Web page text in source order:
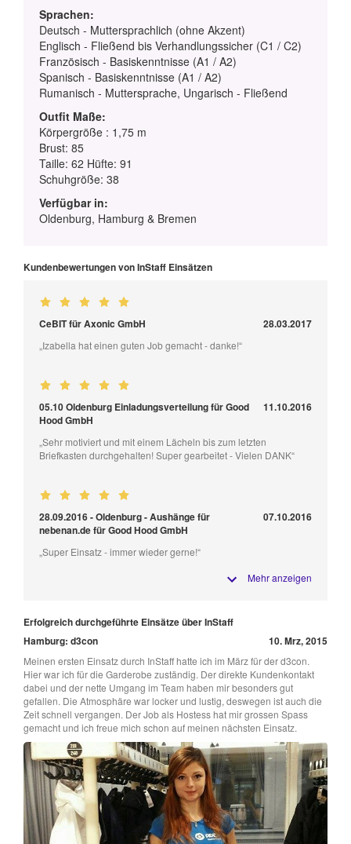
Sprachen:
Deutsch - Muttersprachlich (ohne Akzent)
Englisch - Fließend bis Verhandlungssicher (C1 / C2)
Französisch - Basiskenntnisse (A1 / A2)
Spanisch - Basiskenntnisse (A1 / A2)
Rumanisch - Muttersprache, Ungarisch - Fließend
Outfit Maße:
Körpergröße : 1,75 m
Brust: 85
Taille: 62 Hüfte: 91
Schuhgröße: 38
Verfügbar in:
Oldenburg, Hamburg & Bremen
Kundenbewertungen von InStaff Einsätzen
CeBIT für Axonic GmbH 28.03.2017
„Izabella hat einen guten Job gemacht - danke!“
05.10 Oldenburg Einladungsverteilung für Good
Hood GmbH
11.10.2016
„Sehr motiviert und mit einem Lächeln bis zum letzten
Briefkasten durchgehalten! Super gearbeitet - Vielen DANK“
28.09.2016 - Oldenburg - Aushänge für
nebenan.de für Good Hood GmbH
07.10.2016
„Super Einsatz - immer wieder gerne!“
Mehr anzeigen
Erfolgreich durchgeführte Einsätze über InStaff
Hamburg: d3con
10. Mrz, 2015
Meinen ersten Einsatz durch InStaff hatte ich im März für der d3con.
Hier war ich für die Garderobe zuständig. Der direkte Kundenkontakt
dabei und der nette Umgang im Team haben mir besonders gut
gefallen. Die Atmosphäre war locker und lustig, deswegen ist auch die
Zeit schnell vergangen. Der Job als Hostess hat mir grossen Spass
gemacht und ich freue mich schon auf meinen nächsten Einsatz.